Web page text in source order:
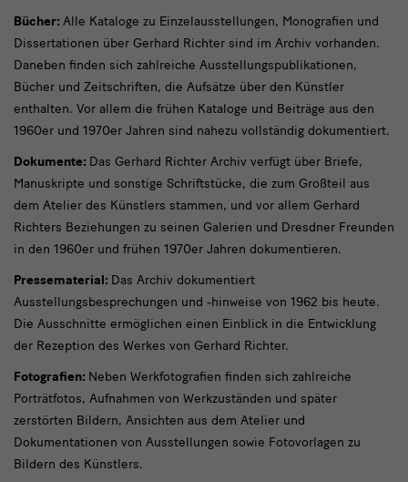
Bücher: Alle Kataloge zu Einzelausstellungen, Monografien und
Dissertationen über Gerhard Richter sind im Archiv vorhanden.
Daneben finden sich zahlreiche Ausstellungspublikationen,
Bücher und Zeitschriften, die Aufsätze über den Künstler
enthalten. Vor allem die frühen Kataloge und Beiträge aus den
1960er und 1970er Jahren sind nahezu vollständig dokumentiert.
Dokumente: Das Gerhard Richter Archiv verfügt über Briefe,
Manuskripte und sonstige Schriftstücke, die zum Großteil aus
dem Atelier des Künstlers stammen, und vor allem Gerhard
Richters Beziehungen zu seinen Galerien und Dresdner Freunden
in den 1960er und frühen 1970er Jahren dokumentieren.
Pressematerial: Das Archiv dokumentiert
Ausstellungsbesprechungen und -hinweise von 1962 bis heute.
Die Ausschnitte ermöglichen einen Einblick in die Entwicklung
der Rezeption des Werkes von Gerhard Richter.
Fotografien: Neben Werkfotografien finden sich zahlreiche
Porträtfotos, Aufnahmen von Werkzuständen und später
zerstörten Bildern, Ansichten aus dem Atelier und
Dokumentationen von Ausstellungen sowie Fotovorlagen zu
Bildern des Künstlers.